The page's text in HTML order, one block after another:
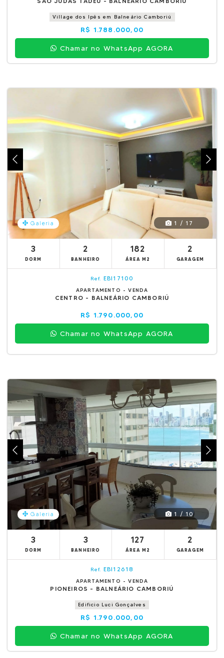
Village dos Ipês em Balneário Camboriú
R$ 1.788.000,00
Chamar no WhatsApp AGORA
Galeria 1 / 17
3
DORM
2
BANHEIRO
182
ÁREA M2
2
GARAGEM
Ref. EBI17100
APARTAMENTO - VENDA
CENTRO - BALNEÁRIO CAMBORIÚ
R$ 1.790.000,00
Chamar no WhatsApp AGORA
Galeria 1 / 10
3
DORM
3
BANHEIRO
127
ÁREA M2
2
GARAGEM
Ref. EBI12618
APARTAMENTO - VENDA
PIONEIROS - BALNEÁRIO CAMBORIÚ
Edificio Luci Gonçalves
R$ 1.790.000,00
Chamar no WhatsApp AGORA